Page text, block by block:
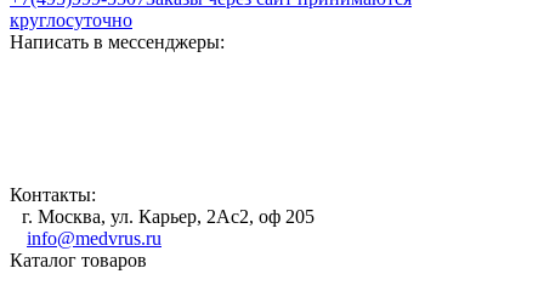
круглосуточно
Написать в мессенджеры:
Контакты:
г. Москва, ул. Карьер, 2Ас2, оф 205
info@medvrus.ru
Каталог товаров